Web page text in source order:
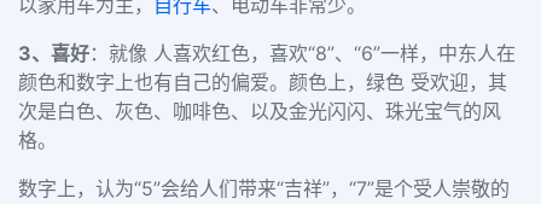
以家用车为主， 自行车、电动车非常少。
3、喜好：就像 人喜欢红色，喜欢“8”、“6”一样，中东人在
颜色和数字上也有自己的偏爱。颜色上，绿色 受欢迎，其
次是白色、灰色、咖啡色、以及金光闪闪、珠光宝气的风
格。
数字上，认为“5”会给人们带来“吉祥”，“7”是个受人崇敬的